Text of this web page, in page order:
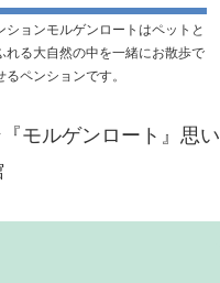
ョンモルゲンロートはペットと
る大自然の中を一緒にお散歩で
ペンションです。
モルゲンロート』思い